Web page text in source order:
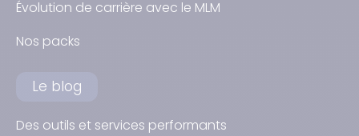
Évolution de carrière avec le MLM
Nos packs
Le blog
Des outils et services performants